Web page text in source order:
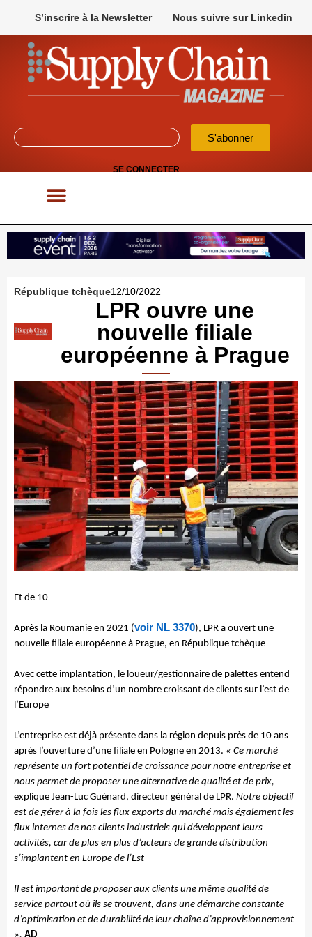
S’inscrire à la Newsletter Nous suivre sur Linkedin
S'abonner
SE CONNECTER
LPR ouvre une
nouvelle filiale
européenne à Prague
Et de 10
Après la Roumanie en 2021 (voir NL 3370), LPR a ouvert une
nouvelle filiale européenne à Prague, en République tchèque
Avec cette implantation, le loueur/gestionnaire de palettes entend
répondre aux besoins d’un nombre croissant de clients sur l’est de
l’Europe
L’entreprise est déjà présente dans la région depuis près de 10 ans
après l’ouverture d’une filiale en Pologne en 2013. « Ce marché
représente un fort potentiel de croissance pour notre entreprise et
nous permet de proposer une alternative de qualité et de prix,
explique Jean-Luc Guénard, directeur général de LPR. Notre objectif
est de gérer à la fois les flux exports du marché mais également les
flux internes de nos clients industriels qui développent leurs
activités, car de plus en plus d’acteurs de grande distribution
s’implantent en Europe de l’Est
Il est important de proposer aux clients une même qualité de
service partout où ils se trouvent, dans une démarche constante
d’optimisation et de durabilité de leur chaîne d’approvisionnement
République tchèque12/10/2022